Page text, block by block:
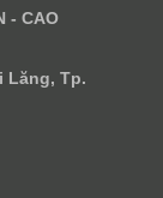
- CAO
Lăng, Tp.